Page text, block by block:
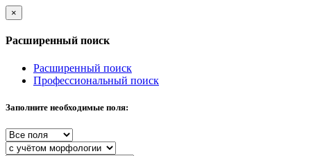
×
Расширенный поиск
Расширенный поиск
Профессиональный поиск
Заполните необходимые поля: